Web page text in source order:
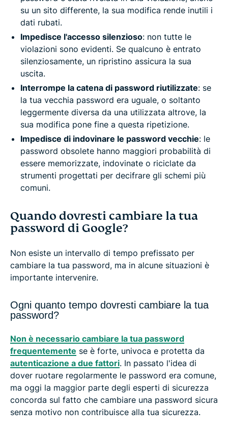
su un sito differente, la sua modifica rende inutili i
dati rubati.
Impedisce l'accesso silenzioso: non tutte le
violazioni sono evidenti. Se qualcuno è entrato
silenziosamente, un ripristino assicura la sua
uscita.
Interrompe la catena di password riutilizzate: se
la tua vecchia password era uguale, o soltanto
leggermente diversa da una utilizzata altrove, la
sua modifica pone fine a questa ripetizione.
Impedisce di indovinare le password vecchie: le
password obsolete hanno maggiori probabilità di
essere memorizzate, indovinate o riciclate da
strumenti progettati per decifrare gli schemi più
comuni.
Quando dovresti cambiare la tua
password di Google?
Non esiste un intervallo di tempo prefissato per
cambiare la tua password, ma in alcune situazioni è
importante intervenire.
Ogni quanto tempo dovresti cambiare la tua
password?
Non è necessario cambiare la tua password
frequentemente se è forte, univoca e protetta da
autenticazione a due fattori. In passato l'idea di
dover ruotare regolarmente le password era comune,
ma oggi la maggior parte degli esperti di sicurezza
concorda sul fatto che cambiare una password sicura
senza motivo non contribuisce alla tua sicurezza.